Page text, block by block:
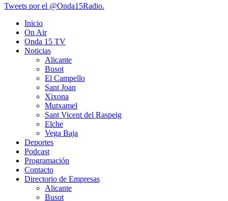
Tweets por el @Onda15Radio.
Inicio
On Air
Onda 15 TV
Noticias
Alicante
Busot
El Campello
Sant Joan
Xixona
Mutxamel
Sant Vicent del Raspeig
Elche
Vega Baja
Deportes
Podcast
Programación
Contacto
Directorio de Empresas
Alicante
Busot